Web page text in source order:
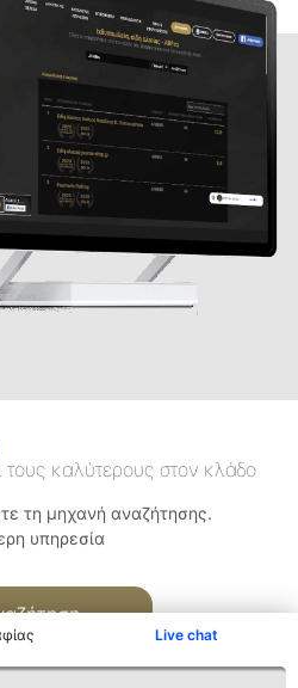
Live chat
τους καλύτερους στον κλάδο
τη μηχανή αναζήτησης.
υπηρεσία